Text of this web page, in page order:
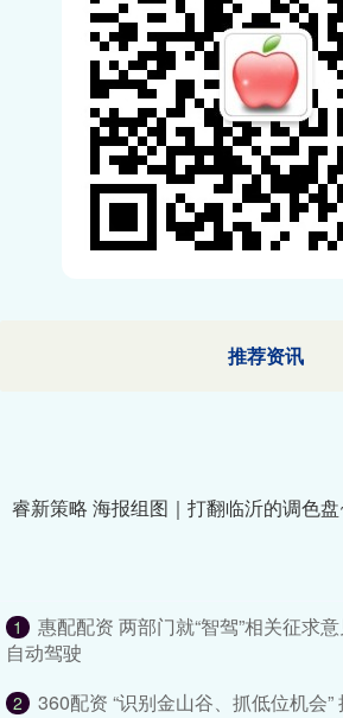
推荐资讯
睿新策略 海报组图｜打翻临沂的调色盘
1
惠配配资 两部门就“智驾”相关征求
自动驾驶
2 360配资 “识别金山谷、抓低位机会”